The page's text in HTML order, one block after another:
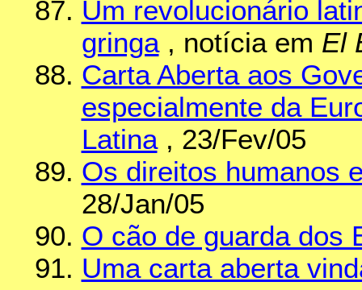
Um revolucionário
gringa, notícia em El
Carta Aberta aos
especialmente da
Latina, 23/Fev/05
Os direitos humanos
28/Jan/05
O cão de guarda dos
Uma carta aberta